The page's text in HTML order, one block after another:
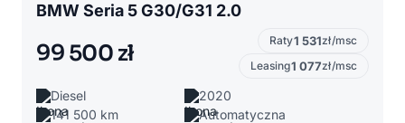
BMW Seria 5 G30/G31 2.0
99 500 zł Raty1 531zł/msc
Leasing1 077zł/msc
Diesel
2020
141 500 km
Automatyczna